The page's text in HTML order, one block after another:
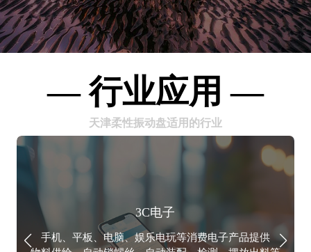
— 行业应用 —
天津柔性振动盘适用的行业
3C电子
手机、平板、电脑、娱乐电玩等消费电子产品提供